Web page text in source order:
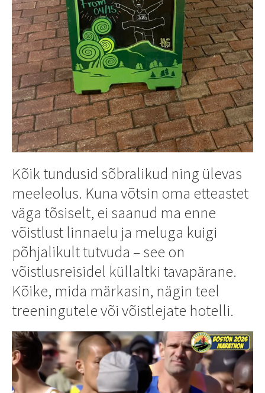
Kõik tundusid sõbralikud ning ülevas
meeleolus. Kuna võtsin oma etteastet
väga tõsiselt, ei saanud ma enne
võistlust linnaelu ja meluga kuigi
põhjalikult tutvuda – see on
võistlusreisidel küllaltki tavapärane.
Kõike, mida märkasin, nägin teel
treeningutele või võistlejate hotelli.